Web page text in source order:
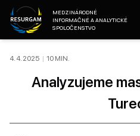
MEDZINÁRODNÉ
INFORMAČNÉ A ANALYTICKÉ
SPOLOČENSTVO
4. 4. 2025 | 10 MIN.
Analyzujeme